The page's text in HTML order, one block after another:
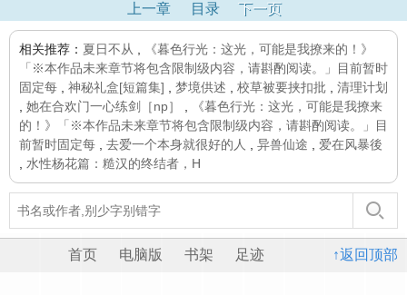
上一章 目录 下一页
相关推荐： 夏日不从
《暮色行光：这光，可能是我撩来的！》
「※本作品未来章节将包含限制级内容，请斟酌阅读。」目前暂时
固定每
神秘礼盒[短篇集] 梦境供述 校草被要挟扣批
清理计划
她在合欢门一心练剑［np］
《暮色行光：这光，可能是我撩来
的！》「※本作品未来章节将包含限制级内容，请斟酌阅读。」目
前暂时固定每
去爱一个本身就很好的人 异兽仙途
爱在风暴後
水性杨花篇：糙汉的终结者，H
↑返回顶部
首页 电脑版 书架 足迹